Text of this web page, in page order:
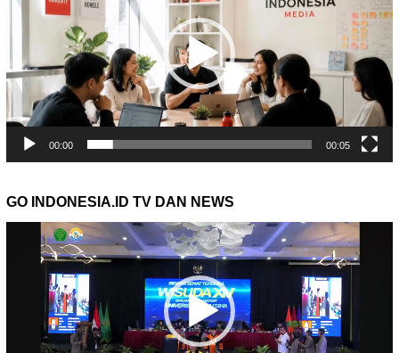
00:00 00:05
GO INDONESIA.ID TV DAN NEWS
Pemutar